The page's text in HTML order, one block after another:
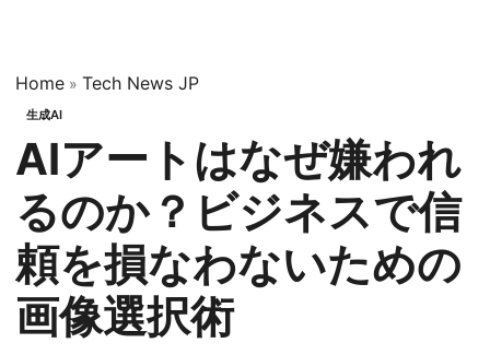
Home » Tech News JP
生成AI
AIアートはなぜ嫌われ
るのか？ビジネスで信
頼を損なわないための
画像選択術